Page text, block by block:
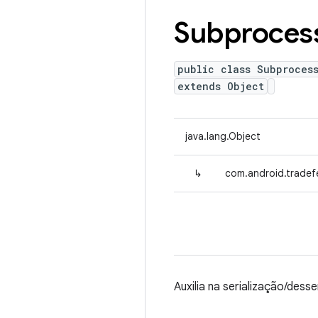
public class
extends Object
java.lang.Object
↳
Auxilia na serialização/